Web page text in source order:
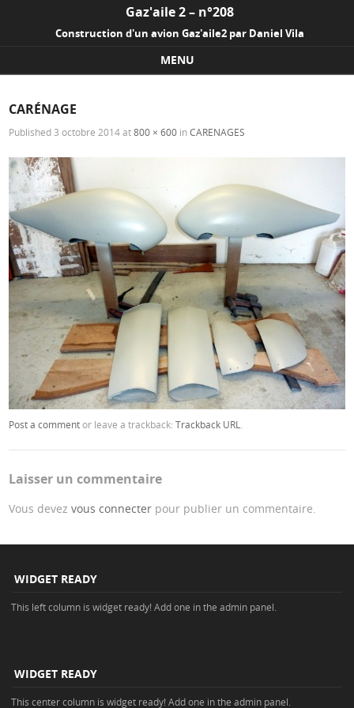
Gaz'aile 2 – n°208
Construction d'un avion Gaz'aile2 par Daniel Vila
MENU
CARÉNAGE
Published 3 octobre 2014at800 × 600 inCARENAGES
Post a commentor leave a trackback:Trackback URL
Laisser un commentaire
Vous devezvous connecter pour publier un commentaire.
WIDGET READY
This left column is widget ready! Add one in the admin panel.
WIDGET READY
This center column is widget ready! Add one in the admin panel.